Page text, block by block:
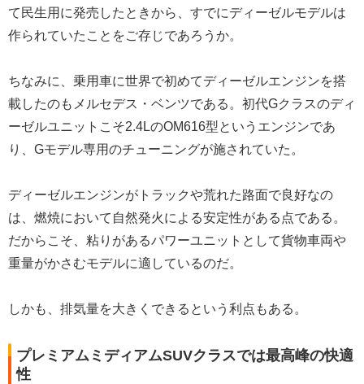
て民生用に発売したときから、すでにディーゼルモデルは
作られていたことをご存じであろうか。
ちなみに、乗用車に世界で初めてディーゼルエンジンを搭
載したのもメルセデス・ベンツである。初代Gクラスのディ
ーゼルユニットこそ2.4LのOM616型というエンジンであ
り、Gモデル専用のチューニングが施されていた。
ディーゼルエンジンがトラックや荒れた路面で良好なの
は、燃焼において自然発火による安定性がある点である。
だからこそ、粘りがあるパワーユニットとして貨物車両や
重量がかさむモデルに適しているのだ。
しかも、排気量を大きくできるという利点もある。
プレミアムミディアムSUVクラスでは最高峰の快適
性